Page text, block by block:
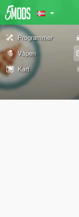
Programmer
Våpen
Kart